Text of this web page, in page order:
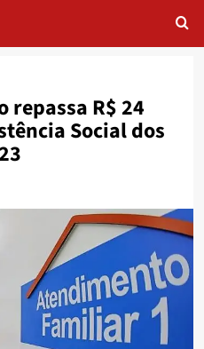
repassa R$ 24
Social dos